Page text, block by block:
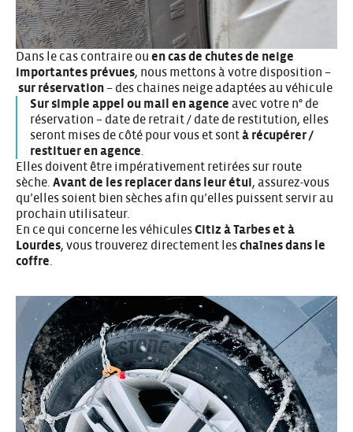
Dans le cas contraire ou en cas de chutes de neige
importantes prévues, nous mettons à votre disposition –
sur réservation– des chaines neige adaptées au véhicule
Sur simple appel ou mail en agence avec votre n° de
réservation – date de retrait / date de restitution, elles
seront mises de côté pour vous et sontà récupérer /
restituer en agence.
Elles doivent être impérativement retirées sur route
sèche. Avant de les replacer dans leur étui , assurez-vous
qu’elles soient bien sèches afin qu’elles puissent servir au
prochain utilisateur.
En ce qui concerne les véhiculesCitiz à Tarbes et à
Lourdes, vous trouverez directement leschaînes dans le
coffre.